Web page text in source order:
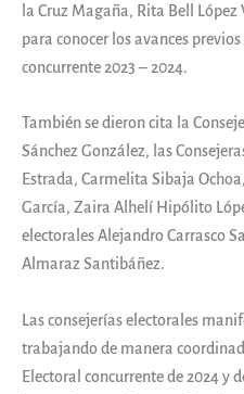
la Cruz Magaña, Rita Bell López
para conocer los avances
concurrente 2023 – 2024.
También se dieron cita la
Sánchez González, las
Estrada, Carmelita Sibaja
García, Zaira Alhelí Hipólito
electorales Alejandro Carrasco
Almaraz Santibáñez.
Las consejerías electorales
trabajando de manera
Electoral concurrente de 2024 y